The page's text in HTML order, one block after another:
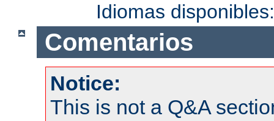
Idiomas
Comentarios
Notice:
This is not a Q&A